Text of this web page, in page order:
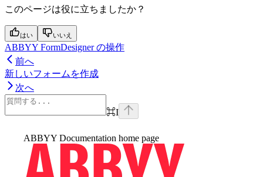
このページは役に立ちましたか？
はい いいえ
ABBYY FormDesigner の操作
前へ
新しいフォームを作成
次へ
⌘I
ABBYY Documentation home page